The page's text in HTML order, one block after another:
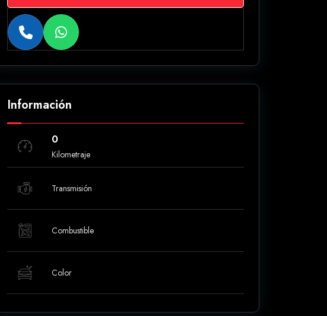
Información
0
Kilometraje
Transmisión
Combustible
Color